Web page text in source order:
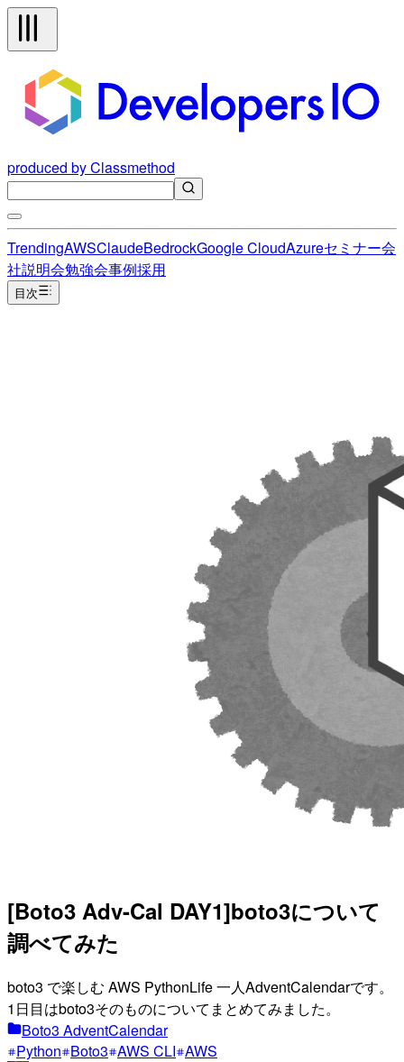
produced by Classmethod
TrendingAWSClaudeBedrockGoogle CloudAzureセミナー会
社説明会勉強会事例採用
目次
[Boto3 Adv-Cal DAY1]boto3について
調べてみた
boto3 で楽しむ AWS PythonLife 一人AdventCalendarです。
1日目はboto3そのものについてまとめてみました。
Boto3 AdventCalendar
Python Boto3 AWS CLI AWS